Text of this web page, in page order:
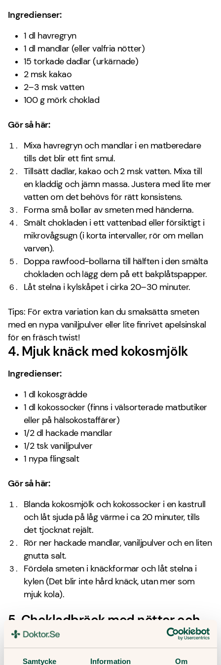
Samtycke Information Om
Ingredienser:
1 dl havregryn
1 dl mandlar (eller valfria nötter)
15 torkade dadlar (urkärnade)
2 msk kakao
2–3 msk vatten
100 g mörk choklad
Gör så här:
Mixa havregryn och mandlar i en matberedare
tills det blir ett fint smul.
Tillsätt dadlar, kakao och 2 msk vatten. Mixa till
en kladdig och jämn massa. Justera med lite mer
vatten om det behövs för rätt konsistens.
Forma små bollar av smeten med händerna.
Smält chokladen i ett vattenbad eller försiktigt i
mikrovågsugn (i korta intervaller, rör om mellan
varven).
Doppa rawfood-bollarna till hälften i den smälta
chokladen och lägg dem på ett bakplåtspapper.
Låt stelna i kylskåpet i cirka 20–30 minuter.
Tips: För extra variation kan du smaksätta smeten
med en nypa vaniljpulver eller lite finrivet apelsinskal
för en fräsch twist!
4. Mjuk knäck med kokosmjölk
Ingredienser:
1 dl kokosgrädde
1 dl kokossocker (finns i välsorterade matbutiker
eller på hälsokostaffärer)
1/2 dl hackade mandlar
1/2 tsk vaniljpulver
1 nypa flingsalt
Gör så här:
Blanda kokosmjölk och kokossocker i en kastrull
och låt sjuda på låg värme i ca 20 minuter, tills
det tjocknat rejält.
Rör ner hackade mandlar, vaniljpulver och en liten
gnutta salt.
Fördela smeten i knäckformar och låt stelna i
kylen (Det blir inte hård knäck, utan mer som
mjuk kola).
5. Chokladbräck med nötter och
bär
Ingredienser: